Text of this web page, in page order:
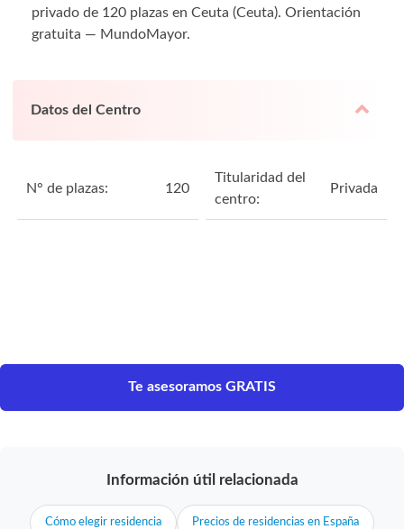
privado de 120 plazas en Ceuta (Ceuta). Orientación
gratuita — MundoMayor.
Datos del Centro
N° de plazas: 120
Titularidad del
centro:
Privada
Te asesoramos GRATIS
Información útil relacionada
Cómo elegir residencia Precios de residencias en España